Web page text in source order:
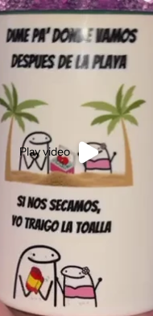
Play video